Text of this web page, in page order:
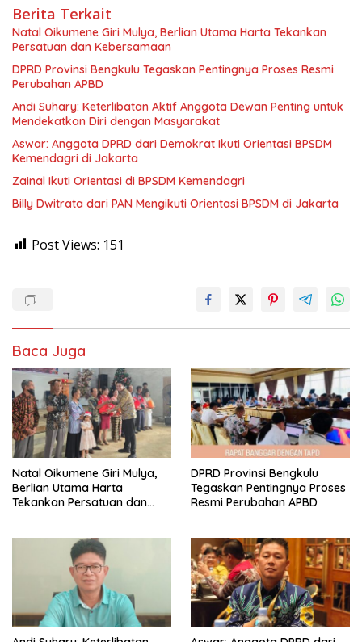
Berita Terkait
‎Natal Oikumene Giri Mulya, Berlian Utama Harta Tekankan
Persatuan dan Kebersamaan
DPRD Provinsi Bengkulu Tegaskan Pentingnya Proses Resmi
Perubahan APBD
Andi Suhary: Keterlibatan Aktif Anggota Dewan Penting untuk
Mendekatkan Diri dengan Masyarakat
Aswar: Anggota DPRD dari Demokrat Ikuti Orientasi BPSDM
Kemendagri di Jakarta
Zainal Ikuti Orientasi di BPSDM Kemendagri
Billy Dwitrata dari PAN Mengikuti Orientasi BPSDM di Jakarta
Post Views: 151
Baca Juga
‎Natal Oikumene Giri Mulya,
Berlian Utama Harta
Tekankan Persatuan dan
DPRD Provinsi Bengkulu
Tegaskan Pentingnya Proses
Resmi Perubahan APBD